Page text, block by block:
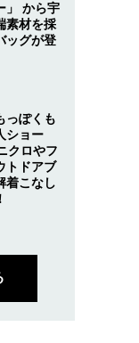
」 から宇
素材を採
ッグが登
っぽくも
ショー
クロやフ
トドアブ
着こなし